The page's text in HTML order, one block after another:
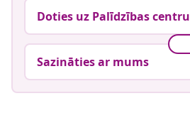
Doties uz Palīdzības centru
Sazināties ar mums